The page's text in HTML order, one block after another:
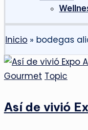
Inicio » bodegas
Publicado
Gourmet Topic
Así de vivió